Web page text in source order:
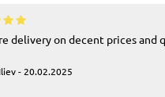
delivery on decent prices and
- 20.02.2025